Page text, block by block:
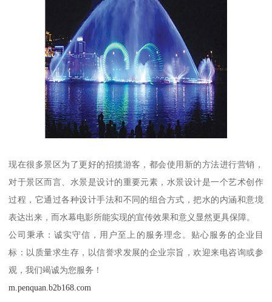
现在很多景区为了更好的招揽游客，都会使用新的方法进行营销，
对于景区而言、水景是设计的重要元素，水景设计是一个艺术创作
过程，它通过各种设计手法和不同的组合方式，把水的内涵和意境
表达出来，而水幕电影所能实现的宣传效果和意义显然更具保障。
公司秉承：诚实守信，用户至上的服务理念。贴心服务的企业目
标：以质量求生存，以信誉求发展的企业宗旨，欢迎来电咨询或参
观，我们竭诚为您服务！
m.penquan.b2b168.com